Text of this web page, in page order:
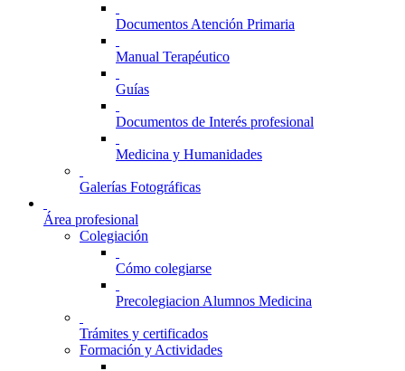
Documentos Atención Primaria
Manual Terapéutico
Guías
Documentos de Interés profesional
Medicina y Humanidades
Galerías Fotográficas
Área profesional
Colegiación
Cómo colegiarse
Precolegiacion Alumnos Medicina
Trámites y certificados
Formación y Actividades